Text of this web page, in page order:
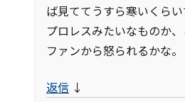
ば見ててうすら寒いくらい
プロレスみたいなものか
ファンから怒られるかな。
返信 ↓